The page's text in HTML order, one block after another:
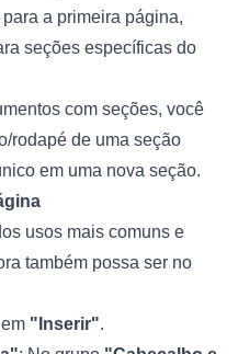
a primeira página,
seções específicas do
com seções, você
rodapé de uma seção
em uma nova seção.
usos mais comuns e
também possa ser no
"Inserir".